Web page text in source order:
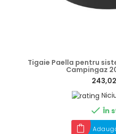
Tigaie Paella pentru
Campingaz
 În